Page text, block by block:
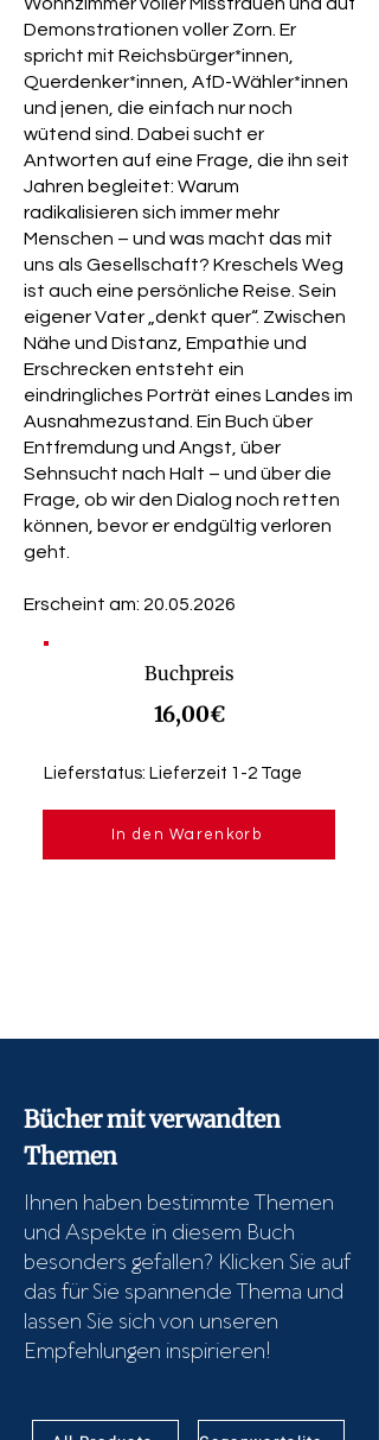
Demonstrationen voller Zorn. Er
spricht mit Reichsbürger*innen,
Querdenker*innen, AfD-Wähler*innen
und jenen, die einfach nur noch
wütend sind. Dabei sucht er
Antworten auf eine Frage, die ihn seit
Jahren begleitet: Warum
radikalisieren sich immer mehr
Menschen – und was macht das mit
uns als Gesellschaft? Kreschels Weg
ist auch eine persönliche Reise. Sein
eigener Vater „denkt quer“. Zwischen
Nähe und Distanz, Empathie und
Erschrecken entsteht ein
eindringliches Porträt eines Landes im
Ausnahmezustand. Ein Buch über
Entfremdung und Angst, über
Sehnsucht nach Halt – und über die
Frage, ob wir den Dialog noch retten
können, bevor er endgültig verloren
geht.
Erscheint am: 20.05.2026
Buchpreis
16,00€
Lieferstatus: Lieferzeit 1-2 Tage
In den Warenkorb
Bücher mit verwandten
Themen
Ihnen haben bestimmte Themen
und Aspekte in diesem Buch
besonders gefallen? Klicken Sie auf
das für Sie spannende Thema und
lassen Sie sich von unseren
Empfehlungen inspirieren!